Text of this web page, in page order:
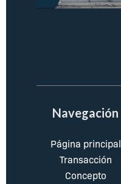
Navegación
Página principal
Transacción
Concepto